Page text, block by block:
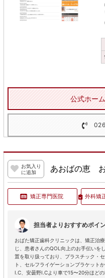
公式ホー
お気入り
に追加
あおばの恵
矯正専門医院 外科矯
担当者よりおすすめポイ
おばた矯正歯科クリニックは、矯正治
じ、患者さんのQOL向上のお手伝いを
置を取り扱っており、プラスチック・
ト、セルフライゲーションブラケッ
I.C、安曇野I.Cより車で15〜20分ほど